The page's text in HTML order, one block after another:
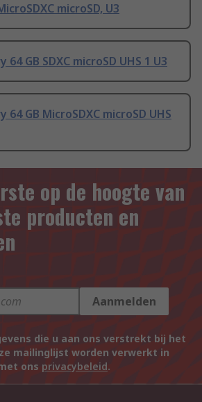
microSD, U3
GB SDXC microSD UHS 1 U3
GB MicroSDXC microSD UHS
op de hoogte van
producten en
Aanmelden
die u aan ons verstrekt bij het
mailinglijst worden verwerkt in
ons privacybeleid.